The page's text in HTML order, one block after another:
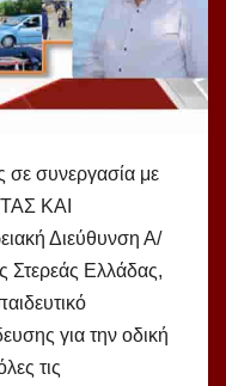
σε συνεργασία με
ΚΑΙ
Διεύθυνση Α/
Στερεάς Ελλάδας,
για την οδική
τις